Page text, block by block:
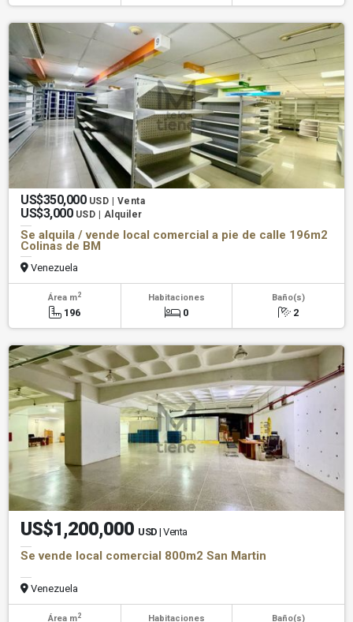
US$350,000 USD | Venta
US$3,000 USD | Alquiler
Se alquila / vende local comercial a pie de calle 196m2
Colinas de BM
Venezuela
Área m2
196
Habitaciones
0
Baño(s)
2
US$1,200,000 USD | Venta
Se vende local comercial 800m2 San Martin
Venezuela
Área m2 Habitaciones Baño(s)